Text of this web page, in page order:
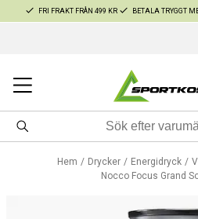
FRI FRAKT FRÅN 499 KR BETALA TRYGGT
Hem Drycker Energidryck
Nocco Focus Grand